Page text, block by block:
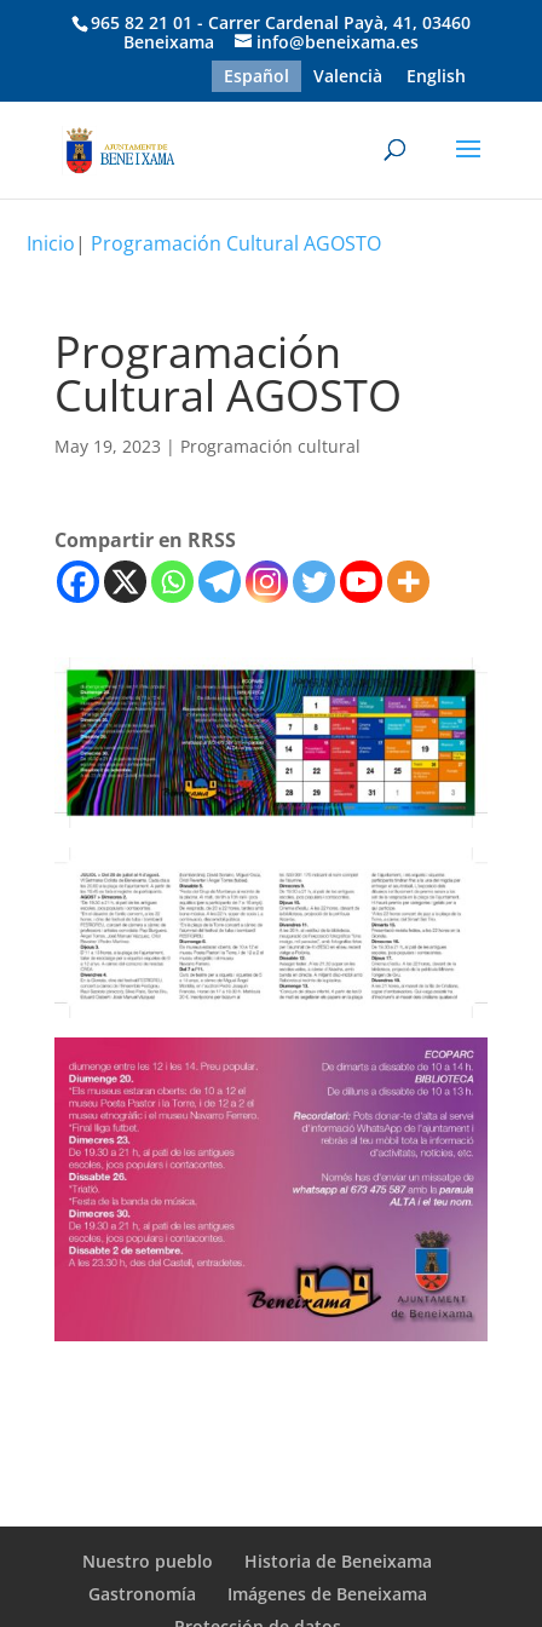
965 82 21 01 - Carrer Cardenal Payà, 41, 03460
Beneixama
info@beneixama.es
Español
Valencià English
Inicio| Programación Cultural AGOSTO
Programación
Cultural AGOSTO
May 19, 2023 | Programación cultural
Compartir en RRSS
Nuestro pueblo
Historia de Beneixama
Gastronomía
Imágenes de Beneixama